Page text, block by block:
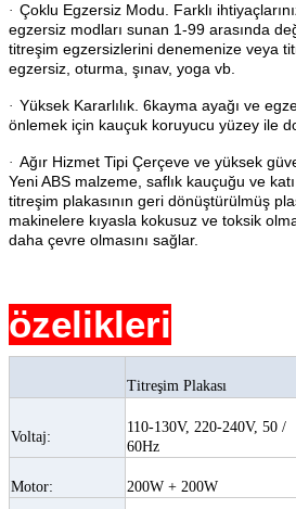
· Çoklu Egzersiz Modu. Farklı
egzersiz modları sunan 1-99 arasında
titreşim egzersizlerini denemenize veya
egzersiz, oturma, şınav, yoga vb.
· Yüksek Kararlılık. 6kayma ayağı ve
önlemek için kauçuk koruyucu yüzey ile
· Ağır Hizmet Tipi Çerçeve ve yüksek
Yeni ABS malzeme, saflık kauçuğu ve
titreşim plakasının geri dönüştürülmüş
makinelere kıyasla kokusuz ve toksik
daha çevre olmasını sağlar.
özelikleri
Titreşim Plakası
Voltaj:
110-130V, 220-240V, 50 /
60Hz
Motor: 200W + 200W